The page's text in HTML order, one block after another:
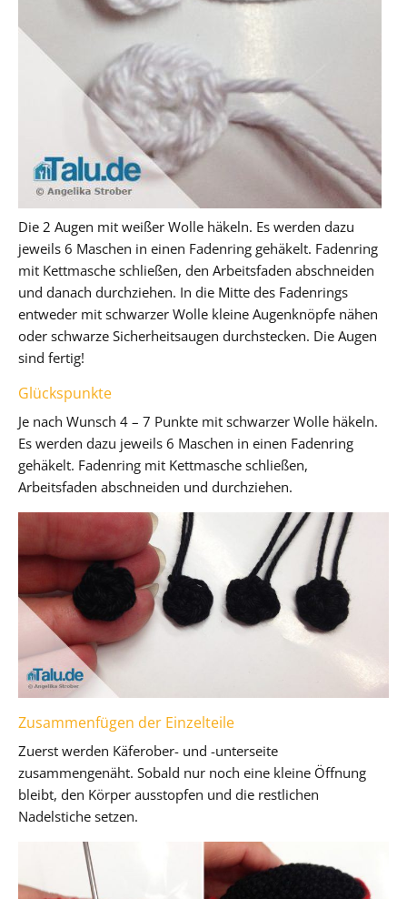
Die 2 Augen mit weißer Wolle häkeln. Es werden dazu
jeweils 6 Maschen in einen Fadenring gehäkelt. Fadenring
mit Kettmasche schließen, den Arbeitsfaden abschneiden
und danach durchziehen. In die Mitte des Fadenrings
entweder mit schwarzer Wolle kleine Augenknöpfe nähen
oder schwarze Sicherheitsaugen durchstecken. Die Augen
sind fertig!
Glückspunkte
Je nach Wunsch 4 – 7 Punkte mit schwarzer Wolle häkeln.
Es werden dazu jeweils 6 Maschen in einen Fadenring
gehäkelt. Fadenring mit Kettmasche schließen,
Arbeitsfaden abschneiden und durchziehen.
Zusammenfügen der Einzelteile
Zuerst werden Käferober- und -unterseite
zusammengenäht. Sobald nur noch eine kleine Öffnung
bleibt, den Körper ausstopfen und die restlichen
Nadelstiche setzen.